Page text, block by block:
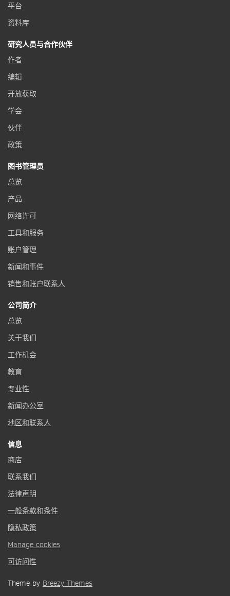
平台
资料库
研究人员与合作伙伴
作者
编辑
开放获取
学会
伙伴
政策
图书管理员
总览
产品
网络许可
工具和服务
账户管理
新闻和事件
销售和账户联系人
公司简介
总览
关于我们
工作机会
教育
专业性
新闻办公室
地区和联系人
信息
商店
联系我们
法律声明
一般条款和条件
隐私政策
Manage cookies
可访问性
Theme by Breezy Themes